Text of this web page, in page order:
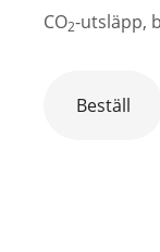
CO2-utsläpp,
Beställ